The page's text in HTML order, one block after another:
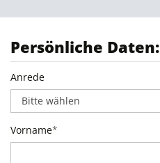
Persönliche Daten:
Anrede
Vorname*